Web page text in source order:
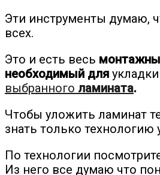
Эти инструменты думаю,
всех.
Это и есть весь
необходимый для укладки
выбранного ламината.
Чтобы уложить ламинат
знать только технологию
По технологии
Из него все думаю что